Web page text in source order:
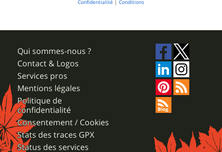
Confidentialité | Conditions
Qui sommes-nous ?
Contact & Logos
Services pros
Mentions légales
Politique de
confidentialité
Consentement / Cookies
Stats des traces GPX
Status des services